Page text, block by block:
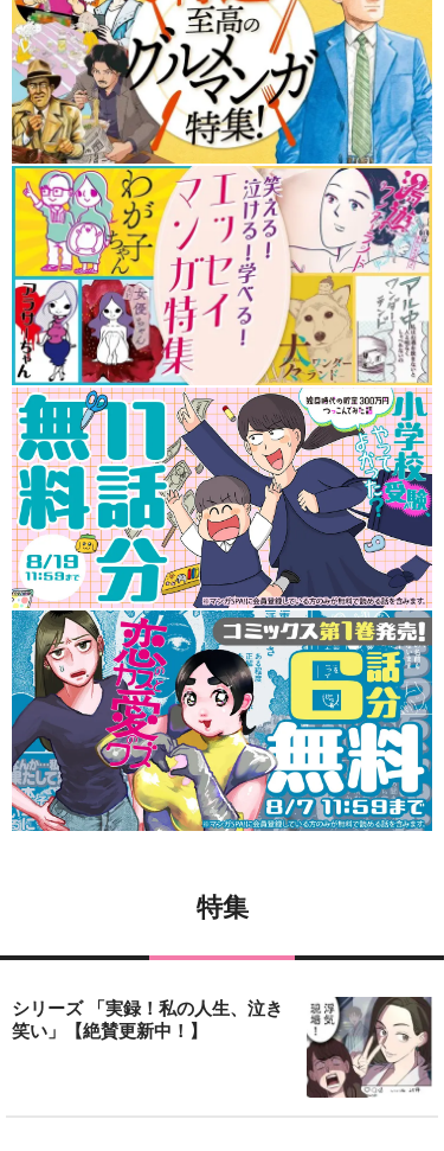
特集
シリーズ 「実録！私の人生、泣き
笑い」【絶賛更新中！】